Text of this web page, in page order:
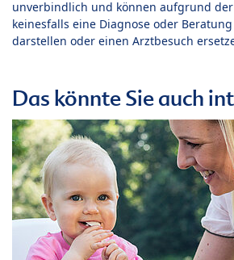
unverbindlich und können aufgrund
keinesfalls eine Diagnose oder
darstellen oder einen Arztbesuch
Das könnte Sie auch